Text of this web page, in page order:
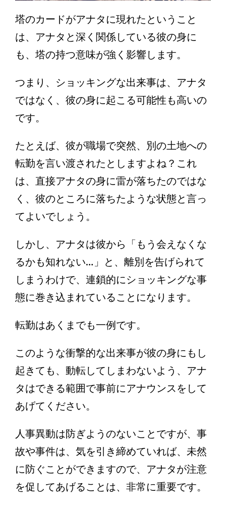
塔のカードがアナタに現れたということ
は、アナタと深く関係している彼の身に
も、塔の持つ意味が強く影響します。
つまり、ショッキングな出来事は、アナタ
ではなく、彼の身に起こる可能性も高いの
です。
たとえば、彼が職場で突然、別の土地への
転勤を言い渡されたとしますよね？これ
は、直接アナタの身に雷が落ちたのではな
く、彼のところに落ちたような状態と言っ
てよいでしょう。
しかし、アナタは彼から「もう会えなくな
るかも知れない…」と、離別を告げられて
しまうわけで、連鎖的にショッキングな事
態に巻き込まれていることになります。
転勤はあくまでも一例です。
このような衝撃的な出来事が彼の身にもし
起きても、動転してしまわないよう、アナ
タはできる範囲で事前にアナウンスをして
あげてください。
人事異動は防ぎようのないことですが、事
故や事件は、気を引き締めていれば、未然
に防ぐことができますので、アナタが注意
を促してあげることは、非常に重要です。